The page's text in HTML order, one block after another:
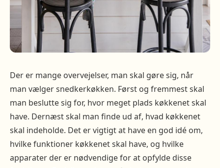
Der er mange overvejelser, man skal gøre sig, når
man vælger snedkerkøkken. Først og fremmest skal
man beslutte sig for, hvor meget plads køkkenet skal
have. Dernæst skal man finde ud af, hvad køkkenet
skal indeholde. Det er vigtigt at have en god idé om,
hvilke funktioner køkkenet skal have, og hvilke
apparater der er nødvendige for at opfylde disse